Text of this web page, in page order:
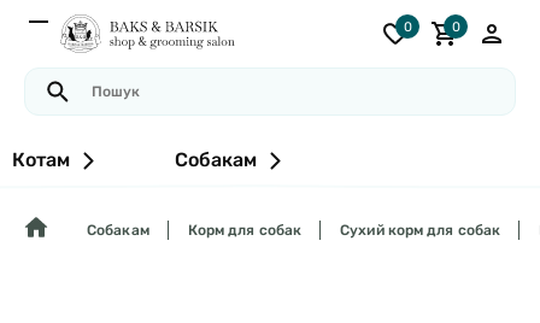
0 0
Котам Собакам
Собакам Корм для собак Сухий корм для собак